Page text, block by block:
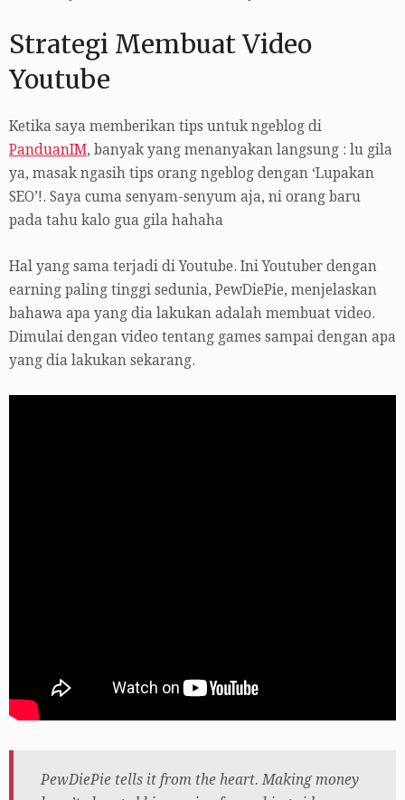
Strategi Membuat Video
Youtube
Ketika saya memberikan tips untuk ngeblog di
PanduanIM, banyak yang menanyakan langsung : lu gila
ya, masak ngasih tips orang ngeblog dengan ‘Lupakan
SEO’!. Saya cuma senyam-senyum aja, ni orang baru
pada tahu kalo gua gila hahaha
Hal yang sama terjadi di Youtube. Ini Youtuber dengan
earning paling tinggi sedunia, PewDiePie, menjelaskan
bahawa apa yang dia lakukan adalah membuat video.
Dimulai dengan video tentang games sampai dengan apa
yang dia lakukan sekarang.
PewDiePie tells it from the heart. Making money